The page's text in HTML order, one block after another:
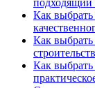
подходящий
Как
Как выбрать
Как